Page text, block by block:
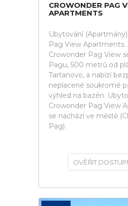
CROWONDER PAG
APARTMENTS
Ubytování
Pag View
Crowonder Pag View
Pagu, 500 metrů od
Tartanovo, a nabízí
neplacené soukromé
výhled na bazén.
Crowonder Pag View
se nachází ve městě
Pag).
OVĚŘIT